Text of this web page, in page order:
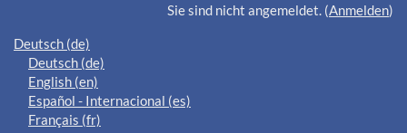
Sie sind nicht angemeldet. (Anmelden)
Deutsch ‎(de)‎
Deutsch ‎(de)‎
English ‎(en)‎
Español - Internacional ‎(es)‎
Français ‎(fr)‎